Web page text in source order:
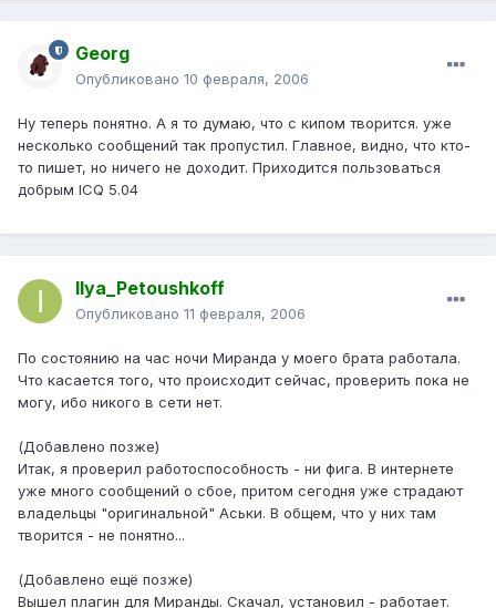
Georg
Опубликовано 10 февраля, 2006
Ну теперь понятно. А я то думаю, что с кипом творится. уже
несколько сообщений так пропустил. Главное, видно, что кто-
то пишет, но ничего не доходит. Приходится пользоваться
добрым ICQ 5.04
Ilya_Petoushkoff
Опубликовано 11 февраля, 2006
По состоянию на час ночи Миранда у моего брата работала.
Что касается того, что происходит сейчас, проверить пока не
могу, ибо никого в сети нет.
(Добавлено позже)
Итак, я проверил работоспособность - ни фига. В интернете
уже много сообщений о сбое, притом сегодня уже страдают
владельцы "оригинальной" Аськи. В общем, что у них там
творится - не понятно...
(Добавлено ещё позже)
Вышел плагин для Миранды. Скачал, установил - работает.